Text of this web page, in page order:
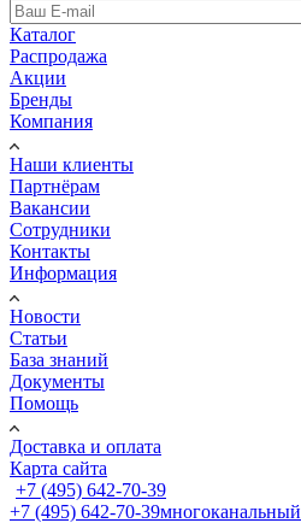
Каталог
Распродажа
Акции
Бренды
Компания
Наши клиенты
Партнёрам
Вакансии
Сотрудники
Контакты
Информация
Новости
Статьи
База знаний
Документы
Помощь
Доставка и оплата
Карта сайта
+7 (495) 642-70-39
+7 (495) 642-70-39многоканальный